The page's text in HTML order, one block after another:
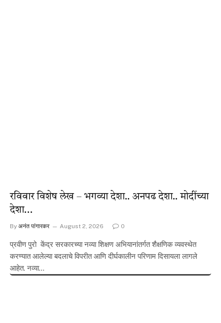
रविवार विशेष लेख – भगव्या देशा.. अनपढ देशा.. मोदींच्या
देशा…
By अनंत पांगारकर August 2, 2026 0
प्रवीण पुरो केंद्र सरकारच्या नव्या शिक्षण अभियानांतर्गत शैक्षणिक व्यवस्थेत
करण्यात आलेल्या बदलाचे विपरीत आणि दीर्घकालीन परिणाम दिसायला लागले
आहेत. नव्या…